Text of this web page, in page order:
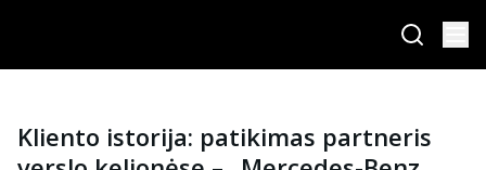
Kliento istorija: patikimas partneris